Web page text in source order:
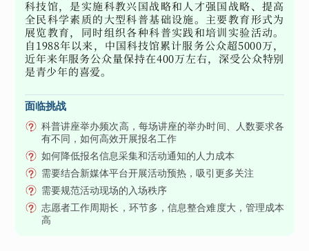
科技馆，是实施科教兴国战略和人才强国战略、提高
全民科学素质的大型科普基础设施。主要教育形式为
展览教育，同时组织各种科普实践和培训实验活动。
自1988年以来，中国科技馆累计服务公众超5000万，
近年来年服务公众量保持在400万左右，深受公众特别
是青少年的喜爱。
面临挑战
科普讲座举办频次高，每场讲座的举办时间、人数要求各
有不同，如何高效开展报名工作
如何降低报名信息采集和活动通知的人力成本
需要结合新媒体平台开展活动预热，吸引更多关注
需要规范活动现场的入场秩序
志愿者工作周期长，环节多，信息整合难度大，管理成本
高